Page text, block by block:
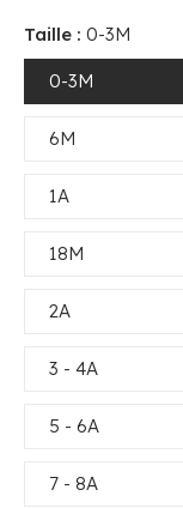
Taille : 0-3M
0-3M
6M
1A
18M
2A
3 - 4A
5 - 6A
7 - 8A